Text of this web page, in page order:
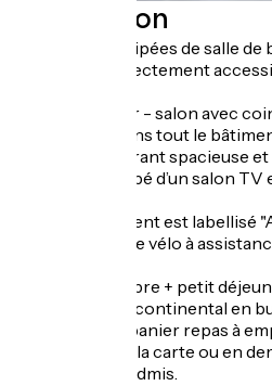
Description
Chambres équipées de salle
Local à skis directement
Restaurant, bar - salon avec
WIFI gratuit dans tout le
Salle de restaurant spacieuse
Le bar est équipé d’un salon
Cet hébergement est labellisé
rechargez votre vélo à
Formule chambre + petit
Petit déjeuner continental en
Possibilité de panier repas à
Restauration à la carte ou en
Animaux non admis.